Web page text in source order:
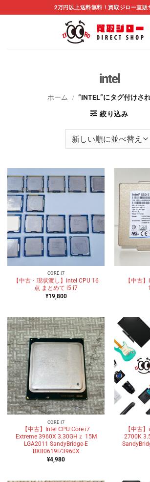
to
2万円以上送料無料！買取ジロー直販
intel
ホーム / “INTEL”にタグ付けさ
絞り込み
CORE I7
【中古・現状渡し】intel CPU 16
点 まとめて i5 i7
¥19,800
【中古
CORE I7
【中古】Intel CPU Core i7
Extreme 3960X 3.30GHｚ 15M
LGA2011 SandyBridge-E
BX80619I73960X
¥4,980
【中古
2700K